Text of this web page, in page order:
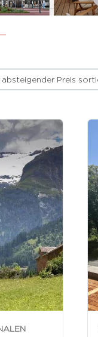
absteigender Preis